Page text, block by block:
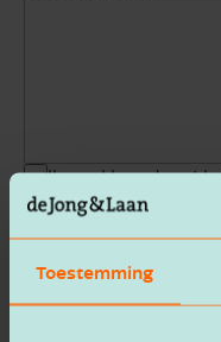
Toestemming
Ik ga akkoord met
Verzenden